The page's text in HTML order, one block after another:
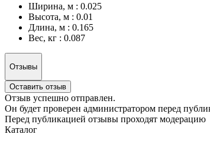
Ширина, м : 0.025
Высота, м : 0.01
Длина, м : 0.165
Вес, кг : 0.087
Отзывы
Оставить отзыв
Отзыв успешно отправлен.
Он будет проверен администратором перед
Перед публикацией отзывы проходят модерацию
Каталог